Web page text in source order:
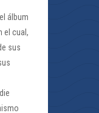
álbum
el cual,
sus